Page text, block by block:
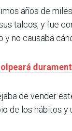
años de
talcos, y fue
no causaba
de vender
de los hábitos